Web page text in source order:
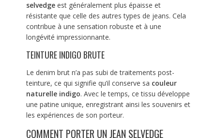
selvedgeest généralement plus épaisse et
résistante que celle des autres types de jeans. Cela
contribue à une sensation robuste et à une
longévité impressionnante.
TEINTURE INDIGO BRUTE
Le denim brut n’a pas subi de traitements post-
teinture, ce qui signifie qu’il conserve sa couleur
naturelle indigo. Avec le temps, ce tissu développe
une patine unique, enregistrant ainsi les souvenirs et
les expériences de son porteur.
COMMENT PORTER UN JEAN SELVEDGE